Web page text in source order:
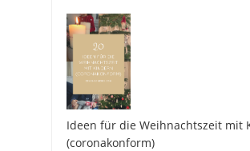
Ideen für die Weihnachtszeit mit
(coronakonform)